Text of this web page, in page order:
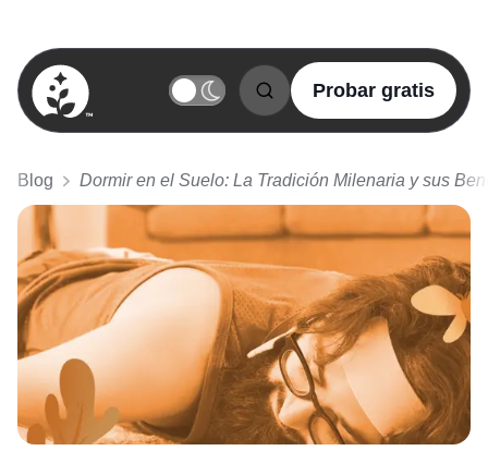
BetterSleep Logo
Probar gratis
Blog Dormir en el Suelo: La Tradición Milenaria y sus